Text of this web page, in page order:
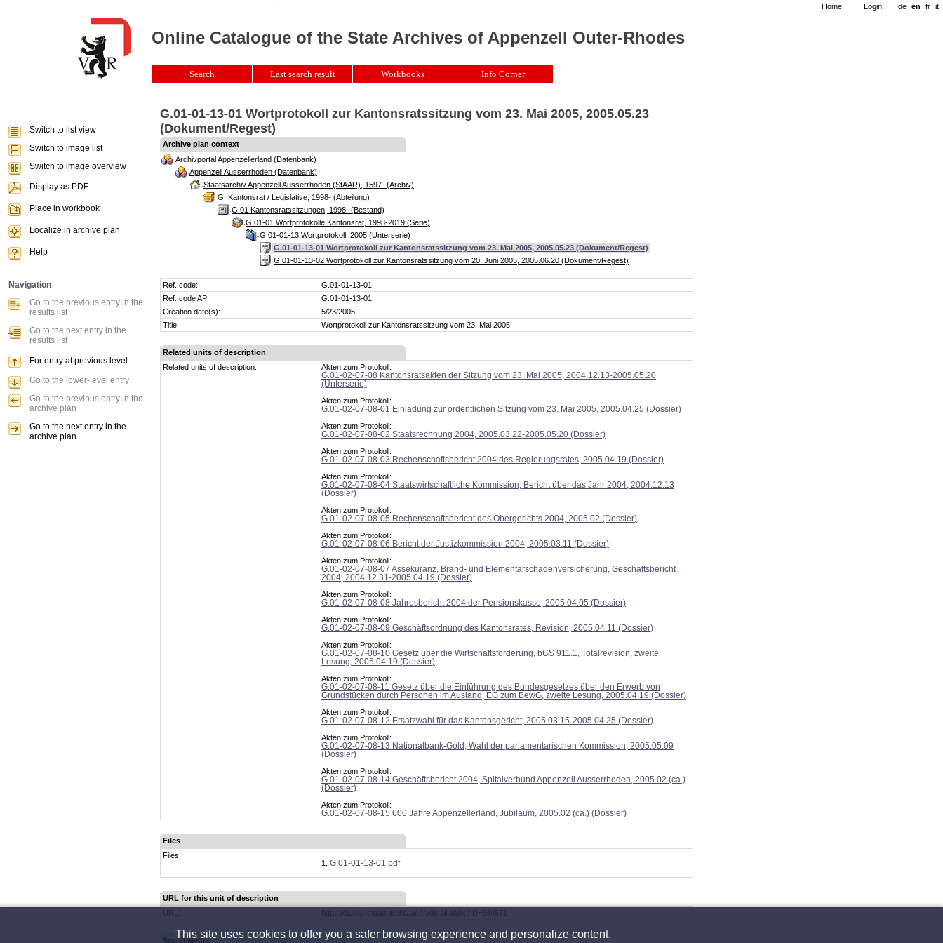
G.01-01-13-01 Wortprotokoll zur Kantonsratssitzung vom 23. Mai 2005, 2005.05.23
(Dokument/Regest)
Archive plan context
Archivportal Appenzellerland (Datenbank)
Appenzell Ausserrhoden (Datenbank)
Staatsarchiv Appenzell Ausserrhoden (StAAR), 1597- (Archiv)
G. Kantonsrat / Legislative, 1998- (Abteilung)
G.01 Kantonsratssitzungen, 1998- (Bestand)
G.01-01 Wortprotokolle Kantonsrat, 1998-2019 (Serie)
G.01-01-13 Wortprotokoll, 2005 (Unterserie)
G.01-01-13-01 Wortprotokoll zur Kantonsratssitzung vom 23. Mai 2005, 2005.05.23 (Dokument/Regest)
G.01-01-13-02 Wortprotokoll zur Kantonsratssitzung vom 20. Juni 2005, 2005.06.20 (Dokument/Regest)
Ref. code:
G.01-01-13-01
Ref. code AP:
G.01-01-13-01
Creation date(s):
5/23/2005
Title:
Wortprotokoll zur Kantonsratssitzung vom 23. Mai 2005
Related units of description
Related units of description:
Akten zum Protokoll:
G.01-02-07-08 Kantonsratsakten der Sitzung vom 23. Mai 2005, 2004.12.13-2005.05.20
(Unterserie)
Akten zum Protokoll:
G.01-02-07-08-01 Einladung zur ordentlichen Sitzung vom 23. Mai 2005, 2005.04.25 (Dossier)
Akten zum Protokoll:
G.01-02-07-08-02 Staatsrechnung 2004, 2005.03.22-2005.05.20 (Dossier)
Akten zum Protokoll:
G.01-02-07-08-03 Rechenschaftsbericht 2004 des Regierungsrates, 2005.04.19 (Dossier)
Akten zum Protokoll:
G.01-02-07-08-04 Staatswirtschaftliche Kommission, Bericht über das Jahr 2004, 2004.12.13
(Dossier)
Akten zum Protokoll:
G.01-02-07-08-05 Rechenschaftsbericht des Obergerichts 2004, 2005.02 (Dossier)
Akten zum Protokoll:
G.01-02-07-08-06 Bericht der Justizkommission 2004, 2005.03.11 (Dossier)
Akten zum Protokoll:
G.01-02-07-08-07 Assekuranz, Brand- und Elementarschadenversicherung, Geschäftsbericht
2004, 2004.12.31-2005.04.19 (Dossier)
Akten zum Protokoll:
G.01-02-07-08-08 Jahresbericht 2004 der Pensionskasse, 2005.04.05 (Dossier)
Akten zum Protokoll:
G.01-02-07-08-09 Geschäftsordnung des Kantonsrates, Revision, 2005.04.11 (Dossier)
Akten zum Protokoll:
G.01-02-07-08-10 Gesetz über die Wirtschaftsförderung, bGS 911.1, Totalrevision, zweite
Lesung, 2005.04.19 (Dossier)
Akten zum Protokoll:
G.01-02-07-08-11 Gesetz über die Einführung des Bundesgesetzes über den Erwerb von
Grundstücken durch Personen im Ausland, EG zum BewG, zweite Lesung, 2005.04.19 (Dossier)
Akten zum Protokoll:
G.01-02-07-08-12 Ersatzwahl für das Kantonsgericht, 2005.03.15-2005.04.25 (Dossier)
Akten zum Protokoll:
G.01-02-07-08-13 Nationalbank-Gold, Wahl der parlamentarischen Kommission, 2005.05.09
(Dossier)
Akten zum Protokoll:
G.01-02-07-08-14 Geschäftsbericht 2004, Spitalverbund Appenzell Ausserrhoden, 2005.02 (ca.)
(Dossier)
Akten zum Protokoll:
G.01-02-07-08-15 600 Jahre Appenzellerland, Jubiläum, 2005.02 (ca.) (Dossier)
Files
Files:
G.01-01-13-01.pdf
URL for this unit of description
URL:
https://query-staatsarchiv.ar.ch/detail.aspx?ID=644571
Social Media
Home | Login | de en fr it
Online Catalogue of the State Archives of Appenzell Outer-Rhodes
Search Last search result Workbooks Info Corner
Switch to list view
Switch to image list
Switch to image overview
Display as PDF
Place in workbook
Localize in archive plan
Help
Navigation
Go to the previous entry in the
results list
Go to the next entry in the
results list
For entry at previous level
Go to the lower-level entry
Go to the previous entry in the
archive plan
Go to the next entry in the
archive plan
This site uses cookies to offer you a safer browsing experience and personalize content.